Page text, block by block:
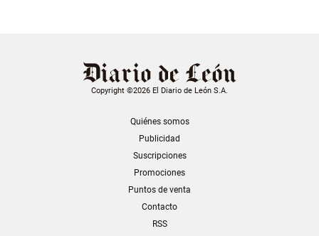
Copyright ©2026 El Diario de León S.A.
Quiénes somos
Publicidad
Suscripciones
Promociones
Puntos de venta
Contacto
RSS